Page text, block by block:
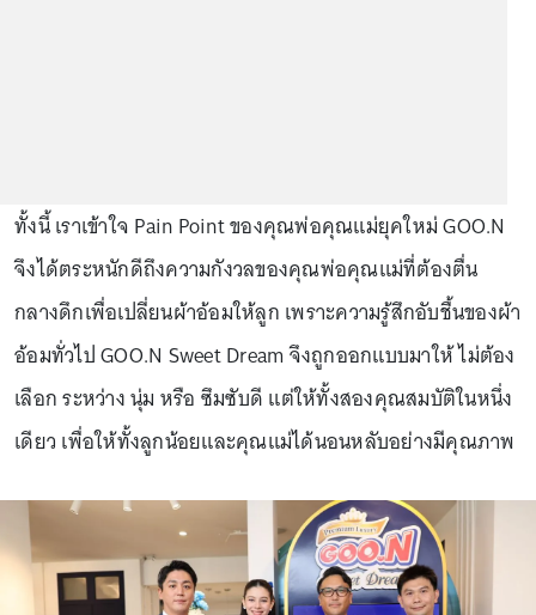
ทั้งนี้ เราเข้าใจ Pain Point ของคุณพ่อคุณแม่ยุคใหม่ GOO.N
จึงได้ตระหนักดีถึงความกังวลของคุณพ่อคุณแม่ที่ต้องตื่น
กลางดึกเพื่อเปลี่ยนผ้าอ้อมให้ลูก เพราะความรู้สึกอับชื้นของผ้า
อ้อมทั่วไป GOO.N Sweet Dream จึงถูกออกแบบมาให้ ไม่ต้อง
เลือก ระหว่าง นุ่ม หรือ ซึมซับดี แต่ให้ทั้งสองคุณสมบัติในหนึ่ง
เดียว เพื่อให้ทั้งลูกน้อยและคุณแม่ได้นอนหลับอย่างมีคุณภาพ